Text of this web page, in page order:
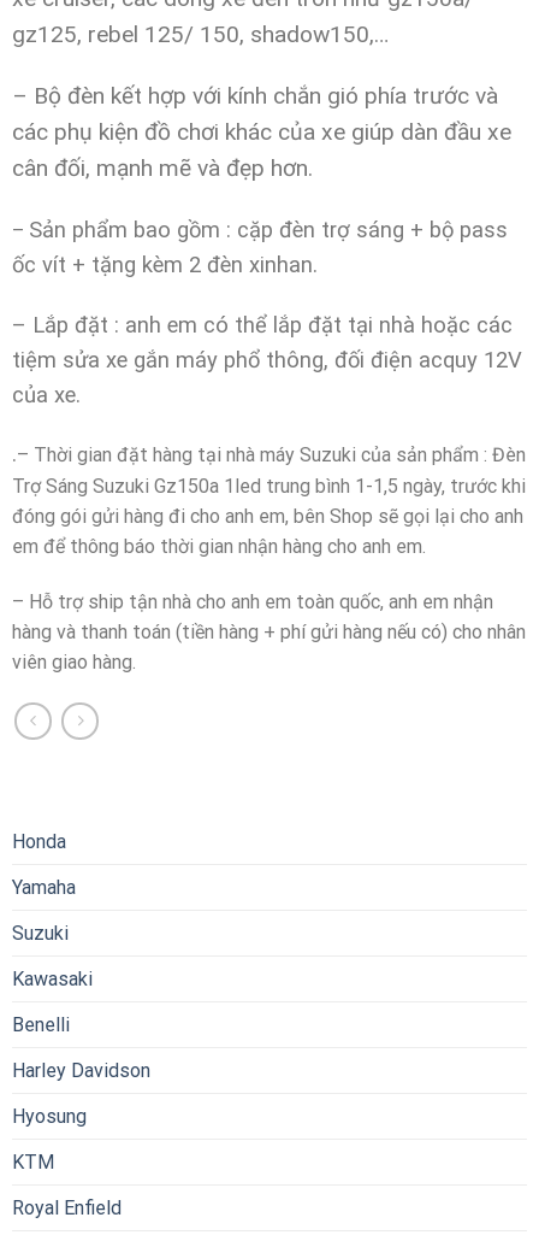
gz125, rebel 125/ 150, shadow150,…
– Bộ đèn kết hợp với kính chắn gió phía trước và
các phụ kiện đồ chơi khác của xe giúp dàn đầu xe
cân đối, mạnh mẽ và đẹp hơn.
– Sản phẩm bao gồm : cặp đèn trợ sáng + bộ pass
ốc vít + tặng kèm 2 đèn xinhan.
– Lắp đặt : anh em có thể lắp đặt tại nhà hoặc các
tiệm sửa xe gắn máy phổ thông, đối điện acquy 12V
của xe.
.– Thời gian đặt hàng tại nhà máy Suzuki của sản phẩm : Đèn
Trợ Sáng Suzuki Gz150a 1led trung bình 1-1,5 ngày, trước khi
đóng gói gửi hàng đi cho anh em, bên Shop sẽ gọi lại cho anh
em để thông báo thời gian nhận hàng cho anh em.
– Hỗ trợ ship tận nhà cho anh em toàn quốc, anh em nhận
hàng và thanh toán (tiền hàng + phí gửi hàng nếu có) cho nhân
viên giao hàng.
Honda
Yamaha
Suzuki
Kawasaki
Benelli
Harley Davidson
Hyosung
KTM
Royal Enfield